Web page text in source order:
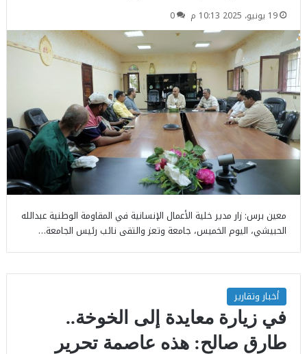
19 يونيو، 2025 10:13 م 0
معين برس: زار مدير خلية الأعمال الإنسانية في المقاومة الوطنية عبدالله
الحبيشي، اليوم الخميس، جامعة وتعز والتقى نائب رئيس الجامعة…
أخبار وتقارير
في زيارة معايدة إلى الخوخة..
طارق صالح: هذه عاصمة تحرير